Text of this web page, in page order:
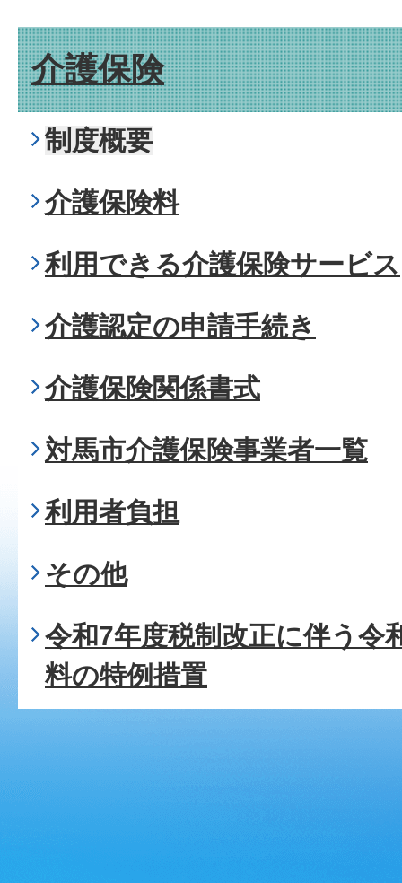
介護保険
制度概要
介護保険料
利用できる介護保険サービス
介護認定の申請手続き
介護保険関係書式
対馬市介護保険事業者一覧
利用者負担
その他
令和7年度税制改正に伴う令
料の特例措置